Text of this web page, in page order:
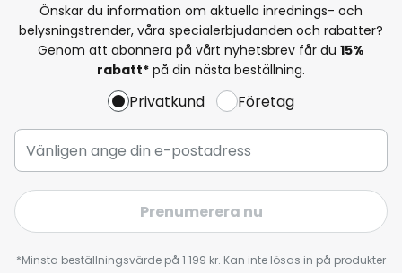
Önskar du information om aktuella inrednings- och
belysningstrender, våra specialerbjudanden och rabatter?
Genom att abonnera på vårt nyhetsbrev får du 15%
rabatt* på din nästa beställning.
Privatkund Företag
Prenumerera nu
*Minsta beställningsvärde på 1 199 kr. Kan inte lösas in på produkter